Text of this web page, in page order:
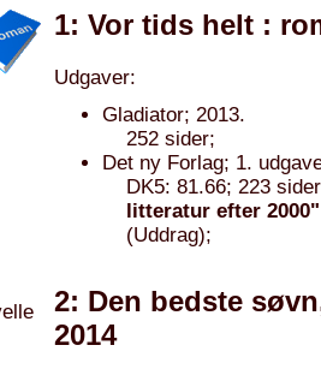
1: Vor tids helt :
Udgaver:
Gladiator; 2013.
252 sider;
Det ny Forlag; 1.
DK5: 81.66; 223
litteratur efter 2000"
(Uddrag);
2: Den bedste
2014